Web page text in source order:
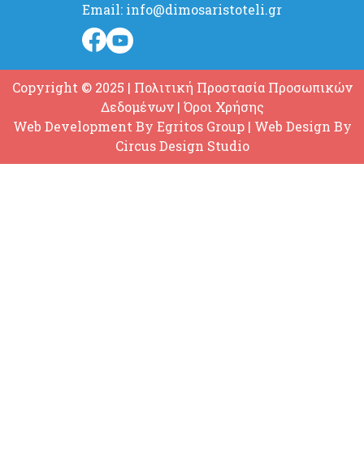
Email: info@dimosaristoteli.gr
Copyright © 2025 | Πολιτική Προστασία Προσωπικών
Δεδομένων| Όροι Χρήσης
Web Development By Egritos Group| Web Design By
Circus Design Studio